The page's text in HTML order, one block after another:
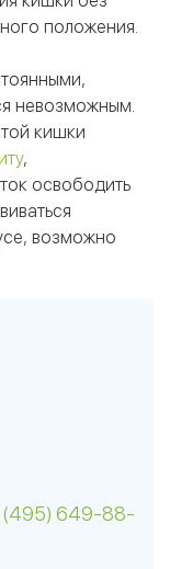
положения.
невозможным.
кишки
,
освободить
возможно
(495) 649-88-